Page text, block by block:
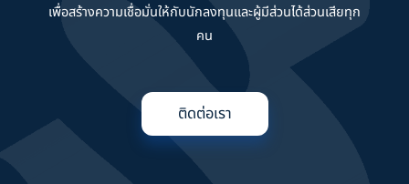
เพื่อสร้างความเชื่อมั่นให้กับนักลงทุนและผู้มีส่วนได้ส่วนเสียทุก
คน
ติดต่อเรา